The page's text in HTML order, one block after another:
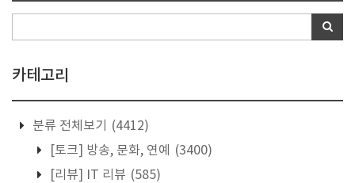
카테고리
분류 전체보기
(4412)
[토크] 방송, 문화, 연예
(3400)
[리뷰] IT 리뷰 (585)